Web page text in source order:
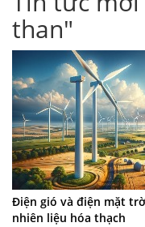
than"
Điện gió và điện mặt
nhiên liệu hóa thạch